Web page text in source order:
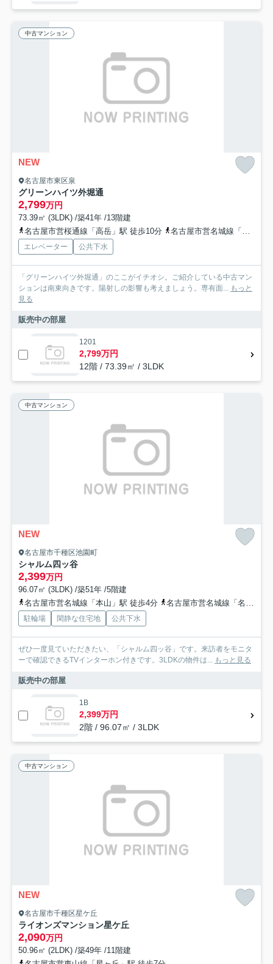
中古マンション
NEW
名古屋市東区泉
グリーンハイツ外堀通
2,799万円
73.39㎡ (3LDK) /築41年 /13階建
名古屋市営桜通線「高岳」駅 徒歩10分
名古屋市営名城線「久屋大通」駅 徒歩10分
エレベーター 公共下水
「グリーンハイツ外堀通」のここがイチオシ。ご紹介している中古マン
ションは南東向きです。陽射しの影響も考えましょう。専有面... もっと
見る
販売中の部屋
1201
2,799万円
12階 / 73.39㎡ / 3LDK
中古マンション
NEW
名古屋市千種区池園町
シャルム四ッ谷
2,399万円
96.07㎡ (3LDK) /築51年 /5階建
名古屋市営名城線「本山」駅 徒歩4分
名古屋市営名城線「名古屋大学」駅 徒歩9分
駐輪場 閑静な住宅地 公共下水
ぜひ一度見ていただきたい、「シャルム四ッ谷」です。来訪者をモニタ
ーで確認できるTVインターホン付きです。3LDKの物件は... もっと見る
販売中の部屋
1B
2,399万円
2階 / 96.07㎡ / 3LDK
中古マンション
NEW
名古屋市千種区星ケ丘
ライオンズマンション星ケ丘
2,090万円
50.96㎡ (2LDK) /築49年 /11階建